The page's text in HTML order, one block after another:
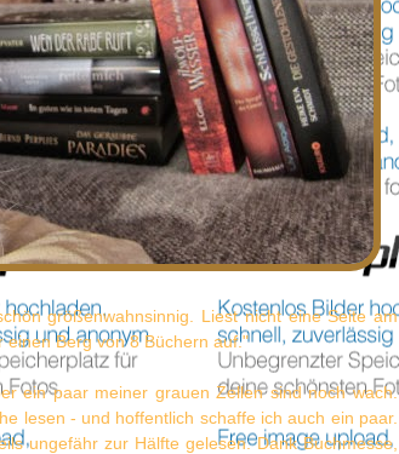
größenwahnsinnig. Liest nicht eine Seite am
einen Berg von 8 Büchern auf."
ein paar meiner grauen Zellen sind noch wach.
lesen - und hoffentlich schaffe ich auch ein paar.
ungefähr zur Hälfte gelesen. Dank Buchmesse,